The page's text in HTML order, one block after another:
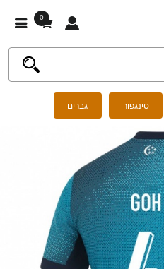
0
סינגפור גברים